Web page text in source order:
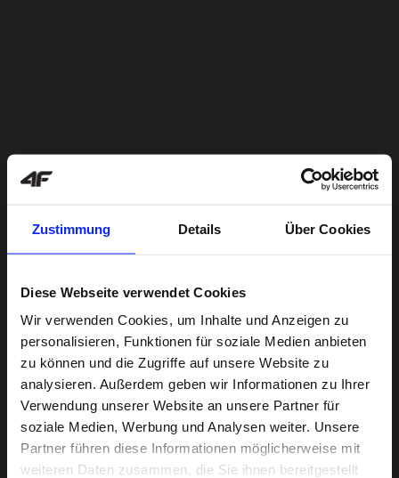
Zustimmung Details Über Cookies
Diese Webseite verwendet Cookies
Wir verwenden Cookies, um Inhalte und Anzeigen zu
personalisieren, Funktionen für soziale Medien anbieten
zu können und die Zugriffe auf unsere Website zu
analysieren. Außerdem geben wir Informationen zu Ihrer
Verwendung unserer Website an unsere Partner für
soziale Medien, Werbung und Analysen weiter. Unsere
Partner führen diese Informationen möglicherweise mit
weiteren Daten zusammen, die Sie ihnen bereitgestellt